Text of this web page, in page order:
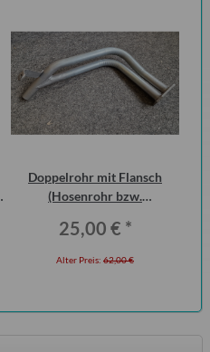
Doppelrohr mit Flansch
(Hosenrohr bzw.
(ohne KAT)
25,00 € *
Alter Preis: 62,00 €